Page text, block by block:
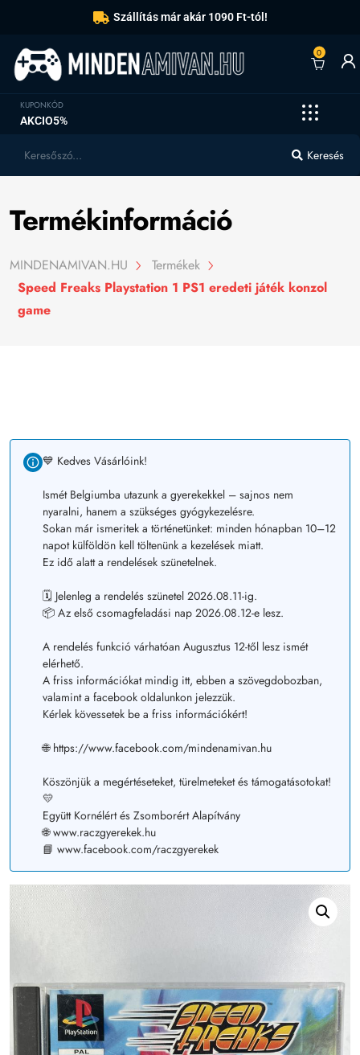
Szállítás már akár 1090 Ft-tól!
0
KUPONKÓD
AKCIO5%
Keresés
Termékinformáció
MINDENAMIVAN.HU
Termékek
Speed Freaks Playstation 1 PS1 eredeti játék konzol
game
💙 Kedves Vásárlóink!
Ismét Belgiumba utazunk a gyerekekkel – sajnos nem
nyaralni, hanem a szükséges gyógykezelésre.
Sokan már ismeritek a történetünket: minden hónapban 10–12
napot külföldön kell töltenünk a kezelések miatt.
Ez idő alatt a rendelések szünetelnek.
🗓️ Jelenleg a rendelés szünetel 2026.08.11-ig.
📦 Az első csomagfeladási nap 2026.08.12-e lesz.
A rendelés funkció várhatóan Augusztus 12-től lesz ismét
elérhető.
A friss információkat mindig itt, ebben a szövegdobozban,
valamint a facebook oldalunkon jelezzük.
Kérlek kövessetek be a friss információkért!
🌐 https://www.facebook.com/mindenamivan.hu
Köszönjük a megértéseteket, türelmeteket és támogatásotokat!
💛
Együtt Kornélért és Zsomborért Alapítvány
🌐 www.raczgyerekek.hu
📘 www.facebook.com/raczgyerekek